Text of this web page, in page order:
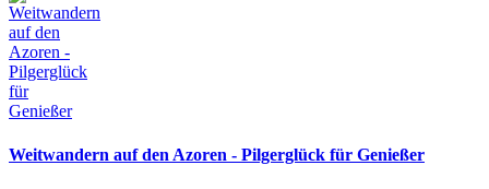
Weitwandern auf den Azoren - Pilgerglück für Genießer